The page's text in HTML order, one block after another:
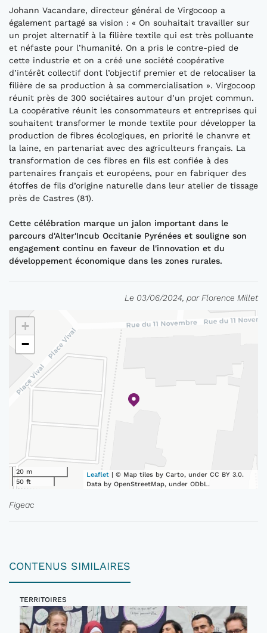
Johann Vacandare, directeur général de Virgocoop a
également partagé sa vision : « On souhaitait travailler sur
un projet alternatif à la filière textile qui est très polluante
et néfaste pour l’humanité. On a pris le contre-pied de
cette industrie et on a créé une société coopérative
d’intérêt collectif dont l’objectif premier et de relocaliser la
filière de sa production à sa commercialisation ». Virgocoop
réunit près de 300 sociétaires autour d’un projet commun.
La coopérative réunit les consommateurs et entreprises qui
souhaitent transformer le monde textile pour développer la
production de fibres écologiques, en priorité le chanvre et
la laine, en partenariat avec des agriculteurs français. La
transformation de ces fibres en fils est confiée à des
partenaires français et européens, pour en fabriquer des
étoffes de fils d’origine naturelle dans leur atelier de tissage
près de Castres (81).
Cette célébration marque un jalon important dans le
parcours d'Alter'Incub Occitanie Pyrénées et souligne son
engagement continu en faveur de l'innovation et du
développement économique dans les zones rurales.
Le 03/06/2024, par Florence Millet
+
−
20 m
50 ft
Leaflet | © Map tiles by Carto, under CC BY 3.0.
Data by OpenStreetMap, under ODbL.
Figeac
CONTENUS SIMILAIRES
TERRITOIRES